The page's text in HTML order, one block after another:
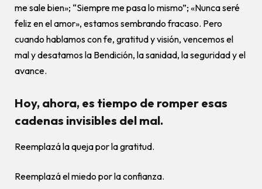
me sale bien»; “Siempre me pasa lo mismo”; «Nunca seré
feliz en el amor», estamos sembrando fracaso. Pero
cuando hablamos con fe, gratitud y visión, vencemos el
mal y desatamos la Bendición, la sanidad, la seguridad y el
avance.
Hoy, ahora, es tiempo de romper esas
cadenas invisibles del mal.
Reemplazá la queja por la gratitud.
Reemplazá el miedo por la confianza.